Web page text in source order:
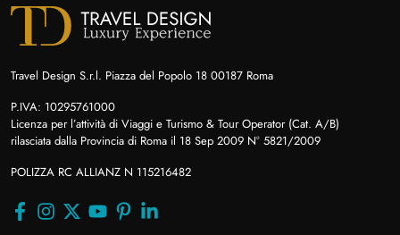
Travel Design S.r.l. Piazza del Popolo 18 00187 Roma
P.IVA: 10295761000
Licenza per l’attività di Viaggi e Turismo & Tour Operator (Cat. A/B)
rilasciata dalla Provincia di Roma il 18 Sep 2009 N° 5821/2009
POLIZZA RC ALLIANZ N 115216482